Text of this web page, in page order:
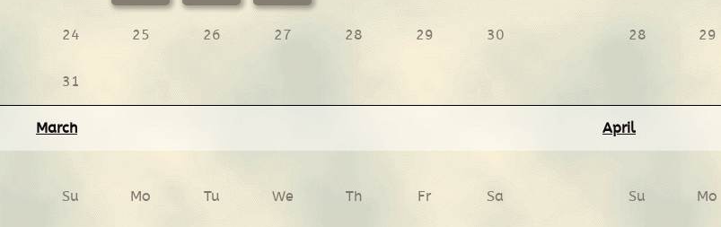
24 25 26 27 28 29 30
31
28 29
March
Su Mo Tu We Th Fr Sa
April
Su Mo